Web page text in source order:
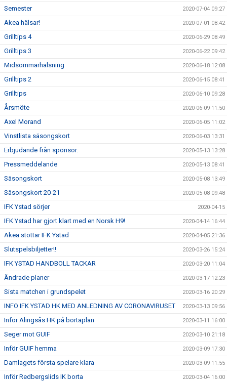
Semester 2020-07-04 09:27
Akea hälsar! 2020-07-01 08:42
Grilltips 4 2020-06-29 08:49
Grilltips 3 2020-06-22 09:42
Midsommarhälsning 2020-06-18 12:08
Grilltips 2 2020-06-15 08:41
Grilltips 2020-06-10 09:28
Årsmöte 2020-06-09 11:50
Axel Morand 2020-06-05 11:02
Vinstlista säsongskort 2020-06-03 13:31
Erbjudande från sponsor. 2020-05-13 13:28
Pressmeddelande 2020-05-13 08:41
Säsongskort 2020-05-08 13:49
Säsongskort 20-21 2020-05-08 09:48
IFK Ystad sörjer 2020-04-15
IFK Ystad har gjort klart med en Norsk H9! 2020-04-14 16:44
Akea stöttar IFK Ystad 2020-04-05 21:36
Slutspelsbiljetter!! 2020-03-26 15:24
IFK YSTAD HANDBOLL TACKAR 2020-03-20 11:04
Ändrade planer 2020-03-17 12:23
Sista matchen i grundspelet 2020-03-16 20:29
INFO IFK YSTAD HK MED ANLEDNING AV CORONAVIRUSET 2020-03-13 09:56
Inför Alingsås HK på bortaplan 2020-03-11 16:00
Seger mot GUIF 2020-03-10 21:18
Inför GUIF hemma 2020-03-09 17:30
Damlagets första spelare klara 2020-03-09 11:55
Inför Redbergslids IK borta 2020-03-04 16:00